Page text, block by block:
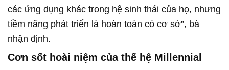
các ứng dụng khác trong hệ sinh thái của họ, nhưng
tiềm năng phát triển là hoàn toàn có cơ sở”, bà
nhận định.
Cơn sốt hoài niệm của thế hệ Millennial